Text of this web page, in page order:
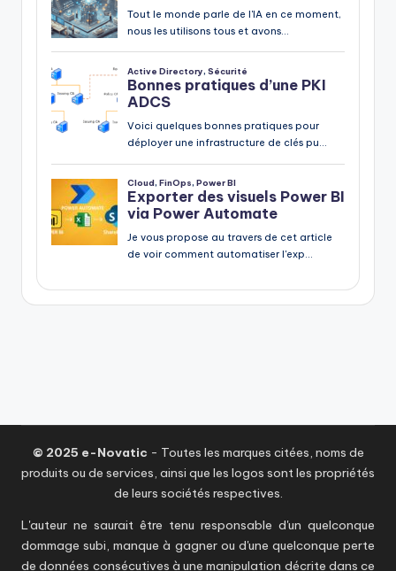
© 2025 e-Novatic - Toutes les marques citées, noms de
produits ou de services, ainsi que les logos sont les propriétés
de leurs sociétés respectives.
L'auteur ne saurait être tenu responsable d'un quelconque
dommage subi, manque à gagner ou d'une quelconque perte
de données consécutives à une manipulation décrite dans ce